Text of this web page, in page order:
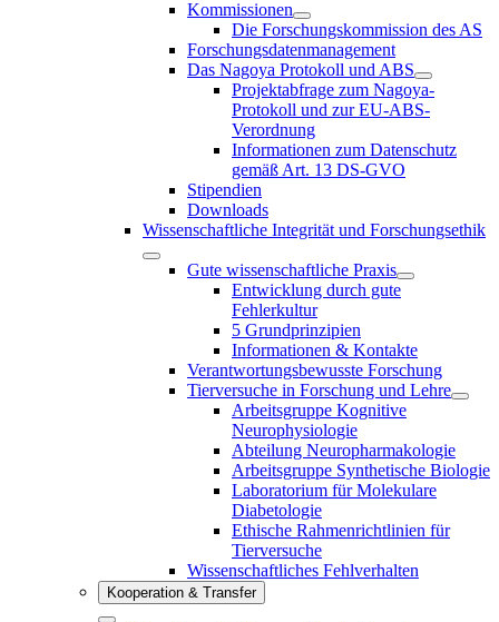
Kommissionen
Die Forschungskommission des AS
Forschungsdatenmanagement
Das Nagoya Protokoll und ABS
Projektabfrage zum Nagoya-
Protokoll und zur EU-ABS-
Verordnung
Informationen zum Datenschutz
gemäß Art. 13 DS-GVO
Stipendien
Downloads
Wissenschaftliche Integrität und Forschungsethik
Gute wissenschaftliche Praxis
Entwicklung durch gute
Fehlerkultur
5 Grundprinzipien
Informationen & Kontakte
Verantwortungsbewusste Forschung
Tierversuche in Forschung und Lehre
Arbeitsgruppe Kognitive
Neurophysiologie
Abteilung Neuropharmakologie
Arbeitsgruppe Synthetische Biologie
Laboratorium für Molekulare
Diabetologie
Ethische Rahmenrichtlinien für
Tierversuche
Wissenschaftliches Fehlverhalten
Kooperation & Transfer